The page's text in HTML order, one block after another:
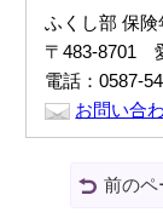
ふくし部 保険
〒483-8701
電話：0587-
お問い合
前のペ